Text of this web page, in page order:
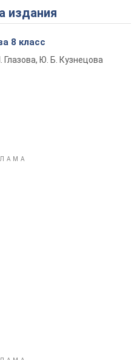
Play Video
издания
8 класс
Глазова, Ю. Б. Кузнецова